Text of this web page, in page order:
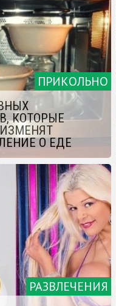
ПРИКОЛЬНО
КОТОРЫЕ
О ЕДЕ
РАЗВЛЕЧЕНИЯ